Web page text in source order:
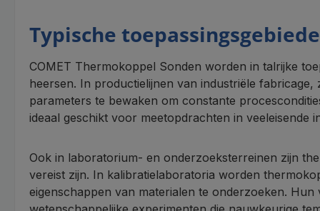
Typische
COMET Thermokoppel Sonden worden in talrijke
heersen. In productielijnen van industriële
parameters te bewaken om constante
ideaal geschikt voor meetopdrachten in veeleisende
Ook in laboratorium- en onderzoeksterreinen zijn
vereist zijn. In kalibratielaboratoria worden
eigenschappen van materialen te onderzoeken.